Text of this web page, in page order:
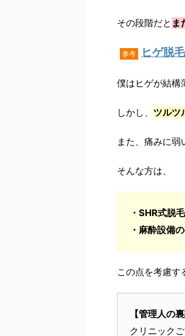
その段階だと ま
参考 ヒゲ脱
僕はヒゲが結構
しかし、 ツルツ
また、痛みに弱
そんな方は、
・SHR式脱
・麻酔設備
この点を考慮す
【管理人の裏
クリニック